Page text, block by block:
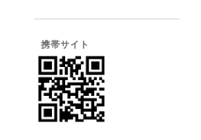
携帯サイト